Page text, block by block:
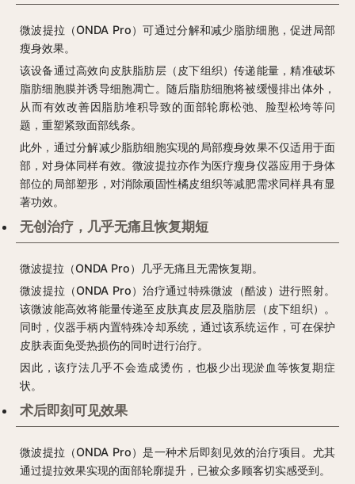
微波提拉（ONDA Pro）可通过分解和减少脂肪细胞，促进局部
瘦身效果。
该设备通过高效向皮肤脂肪层（皮下组织）传递能量，精准破坏
脂肪细胞膜并诱导细胞凋亡。随后脂肪细胞将被缓慢排出体外，
从而有效改善因脂肪堆积导致的面部轮廓松弛、脸型松垮等问
题，重塑紧致面部线条。
此外，通过分解减少脂肪细胞实现的局部瘦身效果不仅适用于面
部，对身体同样有效。微波提拉亦作为医疗瘦身仪器应用于身体
部位的局部塑形，对消除顽固性橘皮组织等减肥需求同样具有显
著功效。
无创治疗，几乎无痛且恢复期短
微波提拉（ONDA Pro）几乎无痛且无需恢复期。
微波提拉（ONDA Pro）治疗通过特殊微波（酷波）进行照射。
该微波能高效将能量传递至皮肤真皮层及脂肪层（皮下组织）。
同时，仪器手柄内置特殊冷却系统，通过该系统运作，可在保护
皮肤表面免受热损伤的同时进行治疗。
因此，该疗法几乎不会造成烫伤，也极少出现淤血等恢复期症
状。
术后即刻可见效果
微波提拉（ONDA Pro）是一种术后即刻见效的治疗项目。尤其
通过提拉效果实现的面部轮廓提升，已被众多顾客切实感受到。